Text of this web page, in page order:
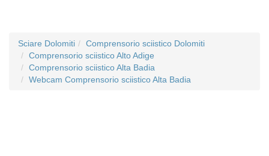
Sciare Dolomiti
Comprensorio sciistico Dolomiti
Comprensorio sciistico Alto Adige
Comprensorio sciistico Alta Badia
Webcam Comprensorio sciistico Alta Badia